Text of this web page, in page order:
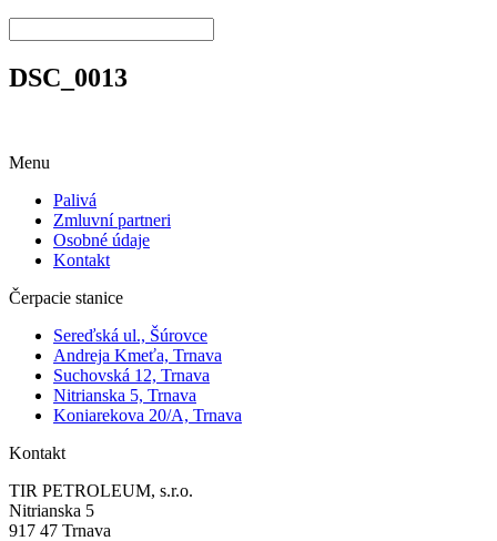
DSC_0013
Menu
Palivá
Zmluvní partneri
Osobné údaje
Kontakt
Čerpacie stanice
Sereďská ul., Šúrovce
Andreja Kmeťa, Trnava
Suchovská 12, Trnava
Nitrianska 5, Trnava
Koniarekova 20/A, Trnava
Kontakt
TIR PETROLEUM, s.r.o.
Nitrianska 5
917 47 Trnava